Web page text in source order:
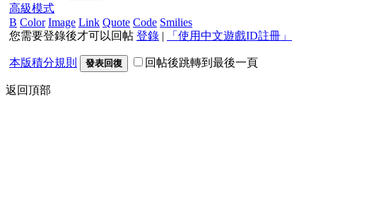
高級模式
B Color Image Link Quote Code Smilies
您需要登錄後才可以回帖 登錄 | 「使用中文遊戲ID註冊」
本版積分規則 發表回復 回帖後跳轉到最後一頁
返回頂部